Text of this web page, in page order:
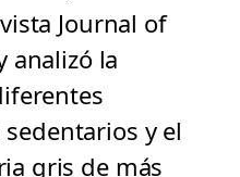
Journal of
analizó la
y el
gris de más